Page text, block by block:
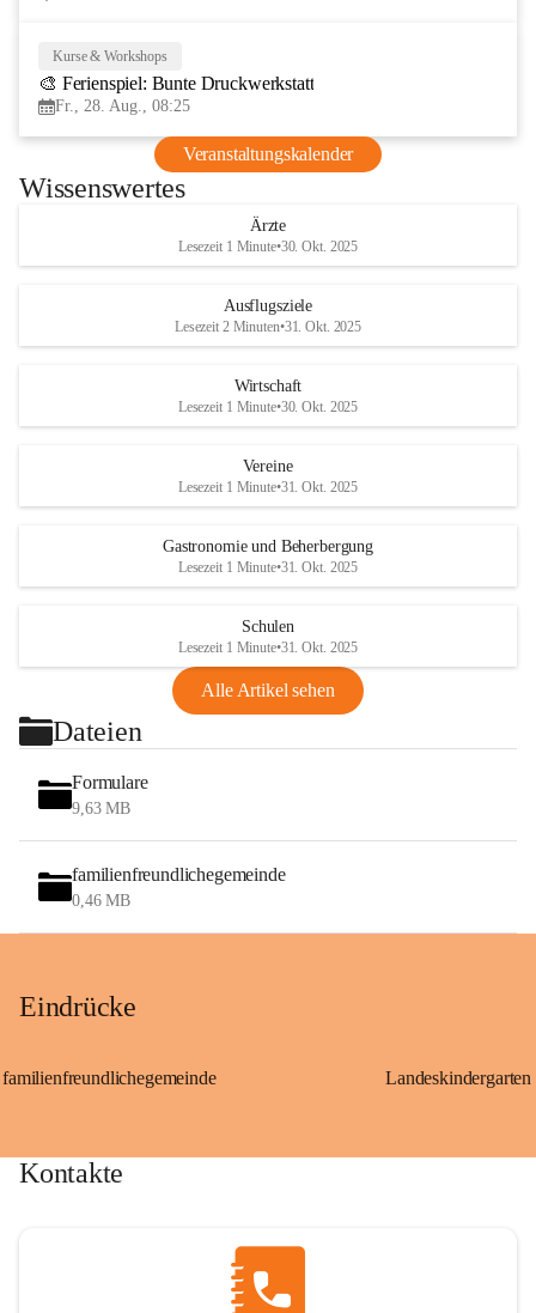
Kurse & Workshops
🎨 Ferienspiel: Bunte Druckwerkstatt
Fr., 28. Aug., 08:25
Veranstaltungskalender
Wissenswertes
Ärzte
Lesezeit 1 Minute•30. Okt. 2025
Ausflugsziele
Lesezeit 2 Minuten•31. Okt. 2025
Wirtschaft
Lesezeit 1 Minute•30. Okt. 2025
Vereine
Lesezeit 1 Minute•31. Okt. 2025
Gastronomie und Beherbergung
Lesezeit 1 Minute•31. Okt. 2025
Schulen
Lesezeit 1 Minute•31. Okt. 2025
Alle Artikel sehen
Dateien
Formulare
9,63 MB
familienfreundlichegemeinde
0,46 MB
Eindrücke
familienfreundlichegemeinde
Kontakte